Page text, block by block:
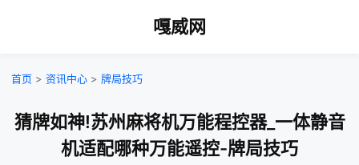
嘎威网
首页 > 资讯中心 > 牌局技巧
猜牌如神!苏州麻将机万能程控器_一体静音
机适配哪种万能遥控-牌局技巧